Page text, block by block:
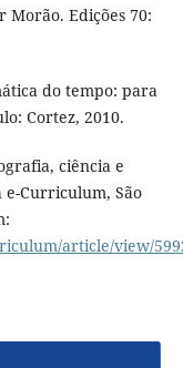
Morão. Edições 70:
do tempo: para
Cortez, 2010.
ciência e
e-Curriculum, São
article/view/